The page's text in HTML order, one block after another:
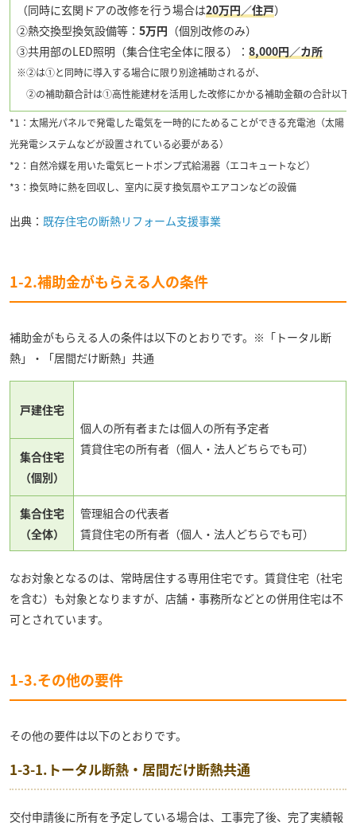
（同時に玄関ドアの改修を行う場合は20万円／住戸）
②熱交換型換気設備等： 5万円 （個別改修のみ）
③共用部のLED照明（集合住宅全体に限る）： 8,000円／カ所
※②は①と同時に導入する場合に限り別途補助されるが、
②の補助額合計は①高性能建材を活用した改修にかかる補助金額の合計以下
*1：太陽光パネルで発電した電気を一時的にためることができる充電池（太陽
光発電システムなどが設置されている必要がある）
*2：自然冷媒を用いた電気ヒートポンプ式給湯器（エコキュートなど）
*3：換気時に熱を回収し、室内に戻す換気扇やエアコンなどの設備
出典： 既存住宅の断熱リフォーム支援事業
1-2.補助金がもらえる人の条件
補助金がもらえる人の条件は以下のとおりです。※「トータル断
熱」・「居間だけ断熱」共通
戸建住宅
個人の所有者または個人の所有予定者
賃貸住宅の所有者（個人・法人どちらでも可）
集合住宅
（個別）
集合住宅
（全体）
管理組合の代表者
賃貸住宅の所有者（個人・法人どちらでも可）
なお対象となるのは、常時居住する専用住宅です。賃貸住宅（社宅
を含む）も対象となりますが、店舗・事務所などとの併用住宅は不
可とされています。
1-3.その他の要件
その他の要件は以下のとおりです。
1-3-1.トータル断熱・居間だけ断熱共通
交付申請後に所有を予定している場合は、工事完了後、完了実績報